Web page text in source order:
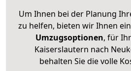
Um Ihnen bei der Planung
zu helfen, bieten wir Ihnen
Umzugsoptionen, für
Kaiserslautern nach
behalten Sie die volle